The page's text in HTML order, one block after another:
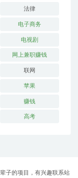
法律
电子商务
电视剧
网上兼职赚钱
联网
苹果
赚钱
高考
子的项目，有兴趣联系站